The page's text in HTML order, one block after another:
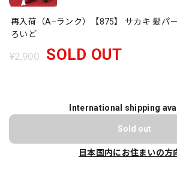
再入荷（A−ランク）【875】 サカキ 髪パ
ろいど
¥2,900 SOLD OUT
International shipping
Sold out
日本国内にお住まいの方